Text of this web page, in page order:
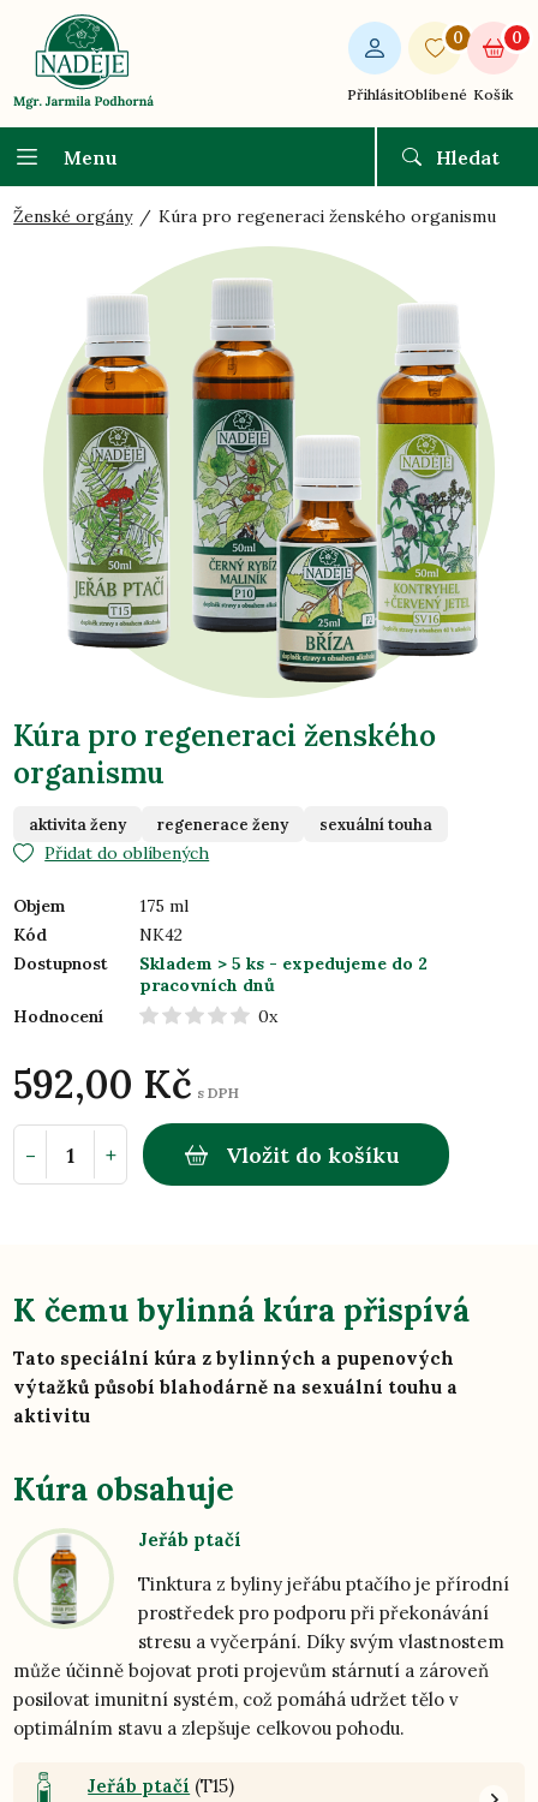
Přihlásit
0
Oblíbené
0
Košík
Menu Hledat
Ženské orgány Kúra pro regeneraci ženského organismu
Kúra pro regeneraci ženského
organismu
aktivita ženy regenerace ženy sexuální touha
Přidat do oblíbených
Objem
175 ml
Kód
NK42
Dostupnost
Skladem > 5 ks - expedujeme do 2
pracovních dnů
Hodnocení
0x
592,00 Kč s DPH
- + Vložit do košíku
K čemu bylinná kúra přispívá
Tato speciální kúra z bylinných a pupenových
výtažků působí blahodárně na sexuální touhu a
aktivitu
Kúra obsahuje
Jeřáb ptačí
Tinktura z byliny jeřábu ptačího je přírodní
prostředek pro podporu při překonávání
stresu a vyčerpání. Díky svým vlastnostem
může účinně bojovat proti projevům stárnutí a zároveň
posilovat imunitní systém, což pomáhá udržet tělo v
optimálním stavu a zlepšuje celkovou pohodu.
Jeřáb ptačí (T15)